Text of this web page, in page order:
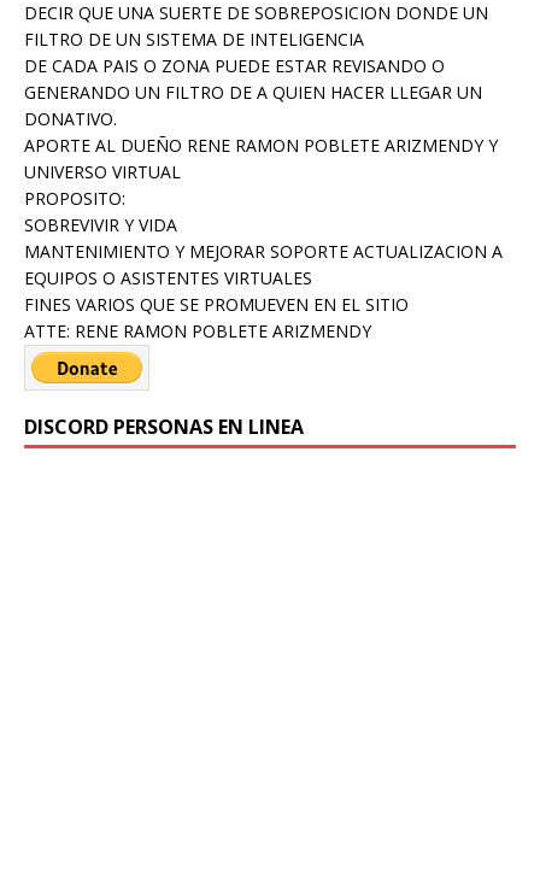
DECIR QUE UNA SUERTE DE SOBREPOSICION DONDE UN
FILTRO DE UN SISTEMA DE INTELIGENCIA
DE CADA PAIS O ZONA PUEDE ESTAR REVISANDO O
GENERANDO UN FILTRO DE A QUIEN HACER LLEGAR UN
DONATIVO.
APORTE AL DUEÑO RENE RAMON POBLETE ARIZMENDY Y
UNIVERSO VIRTUAL
PROPOSITO:
SOBREVIVIR Y VIDA
MANTENIMIENTO Y MEJORAR SOPORTE ACTUALIZACION A
EQUIPOS O ASISTENTES VIRTUALES
FINES VARIOS QUE SE PROMUEVEN EN EL SITIO
ATTE: RENE RAMON POBLETE ARIZMENDY
DISCORD PERSONAS EN LINEA